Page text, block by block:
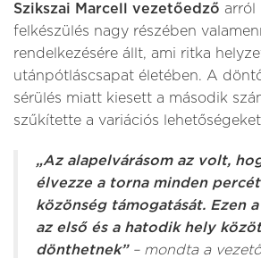
Szikszai Marcell vezetőedző arról
felkészülés nagy részében
rendelkezésére állt, ami ritka
utánpótláscsapat életében. A
sérülés miatt kiesett a második
szűkítette a variációs
„Az alapelvárásom az volt,
élvezze a torna minden
közönség támogatását. Ezen
az első és a hatodik hely
dönthetnek” – mondta a